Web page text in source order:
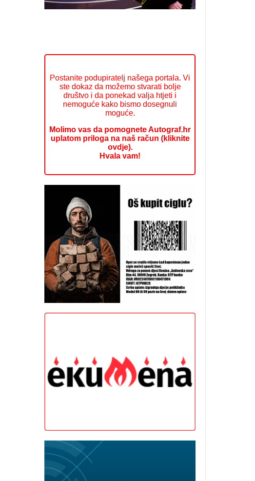
Postanite podupiratelj našega portala. Vi
ste dokaz da možemo stvarati bolje
društvo i da ponekad valja htjeti i
nemoguće kako bismo dosegnuli
moguće.
Molimo vas da pomognete Autograf.hr
uplatom priloga na naš račun (kliknite
ovdje).
Hvala vam!